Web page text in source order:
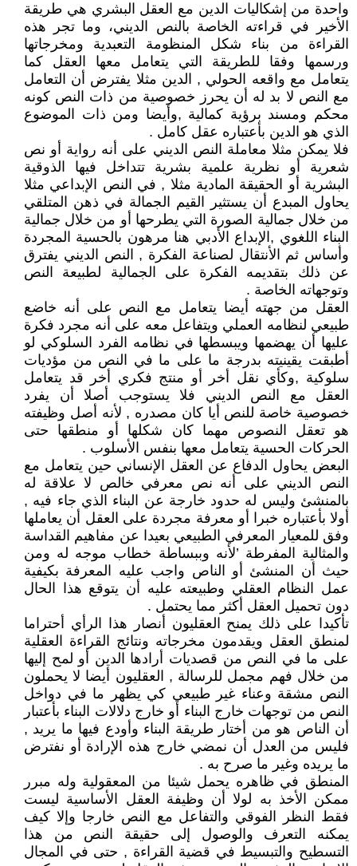
واحدة من إشكاليات الدين مع العقل البشري هي طريقة
الأخير في قراءته الخاصة بالنص الديني، وما تجر هذه
القراءة من بناء شكل المنظومة التعبدية ومخرجاتها
ورسمها وفقا للطريقة التي يتعامل معها العقل كما
يتعامل مع واقعه الحولي , الدين مثلا يفترض أن التعامل
مع النص لا بد له أن يحرز خصوصية من ذات النص كونه
محكم ومسند برؤية كمالية ,وأيضا ومن ذات الموضوع
الذي هو الدين بأعتباره عقل كامل .
فلا يمكن مثلا معاملة النص الديني على أنه رواية أو نص
شعرية أو نظرية علمية بشرية تتداخل فيها الذوقية
البشرية أو الحقيقة المادية مثلا , في النص الإبداعي مثلا
يحاول المبدع أن يستثير القيم الجمالة في ذهن المتلقي
من خلال جمالية الصورة التي يطرحها أو من خلال جمالية
البناء اللغوي ,الإبداع الأدبي هنا مرهون بالحسية المجردة
وأساس ثم الأنتقال لصناعة الفكرة , النص الديني يفترق
عن ذلك بتقديمه الفكرة على الجمالية لطبيعة النص
وتوجهاته الخاصة .
العقل من جهته أيضا يتعامل مع النص على أنه خاضع
طبيعي لنظامه العملي ويتفاعل معه على أنه مجرد فكرة
عليها أن يهضمها ويبسطها في نظامه الفرد السلوكي لو
أطبقت يقينيته بدرجة ما على ما في النص من مؤديات
سلوكية ,وكأي نقل أخر أو منتج فكري أخر قد يتعامل
العقل مع النص الديني فلا يستوجب أصلا أن يفرد
خصوصية خاصة للنص أيا كان مصدره , لأنه أصل وظيفته
هو تعقل النصوص مهما كان شكلها أو منطقها حتى
الحركات الحسية يتعامل معها بنفس الأسلوب .
البعض يحاول الدفاع عن العقل الإنساني حين يتعامل مع
النص الديني على أنه نص معرفي خالص لا علاقة له
بالمنشئ وليس له حدود خارجة عن البناء الذي جاء فيه ,
أولا بأعتباره خبرا أو معرفة مجردة على العقل أن يعاملها
وفق للمعيار المعرفي الطبيعي بعيدا عن مفاهيم القداسة
والمثالية المفرطة ’لأنه وببساطة خطاب موجه له ومن
حيث أن المنشئ أو الناص واجب عليه المعرفة بكيفية
عمل النظام العقلي وطبيعته عليه أن يتوقع هذا الحال
دون تحميل العقل أكثر مما يحتمل .
تأكيدا على ذلك يمنح العقليون أنصار هذا الرأي أحتراما
لمنطق العقل ويقدمون مخرجاته ونتائج القراءة العقلية
على ما في النص من قصديات أرادها الدين أو لمح إليها
من خلال فهم مجمل للرسالة , العقليون أيضا لا يحملون
النص مشقة وعناء غير طبيعي كي يظهر ما في دواخل
النص من توجهات خارج البناء أو خارج دلالات البناء بأعتبار
أن الناص هو من أختار طريقة البناء وأودع فيها ما يريد ,
فليس من العدل أن نمضي خارج هذه الإرادة أو نفترض
ما يريده وغير ما صرح به .
المنطق في ظاهره يحمل شيئا من المعقولية وله مبرر
ممكن الأخذ به لولا أن وظيفة العقل الأساسية ليست
فقط النظر الفوقي والتفاعل مع النص خارجا وإلا كيف
يمكنه التعرف والوصول إلى حقيقة النص من هذا
التسطيح والتبسيط في قضية القراءة , حتى في المجال